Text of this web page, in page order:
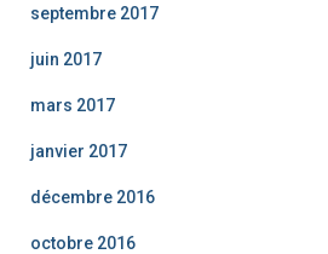
septembre 2017
juin 2017
mars 2017
janvier 2017
décembre 2016
octobre 2016